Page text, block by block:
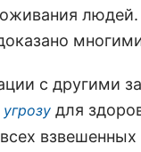
с другими
для